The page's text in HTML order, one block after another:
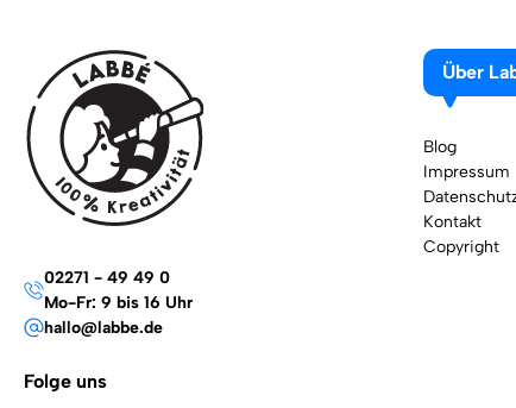
02271 - 49 49 0
Mo-Fr: 9 bis 16 Uhr
hallo@labbe.de
Folge uns
Über
Blog
Impressum
Kontakt
Copyright